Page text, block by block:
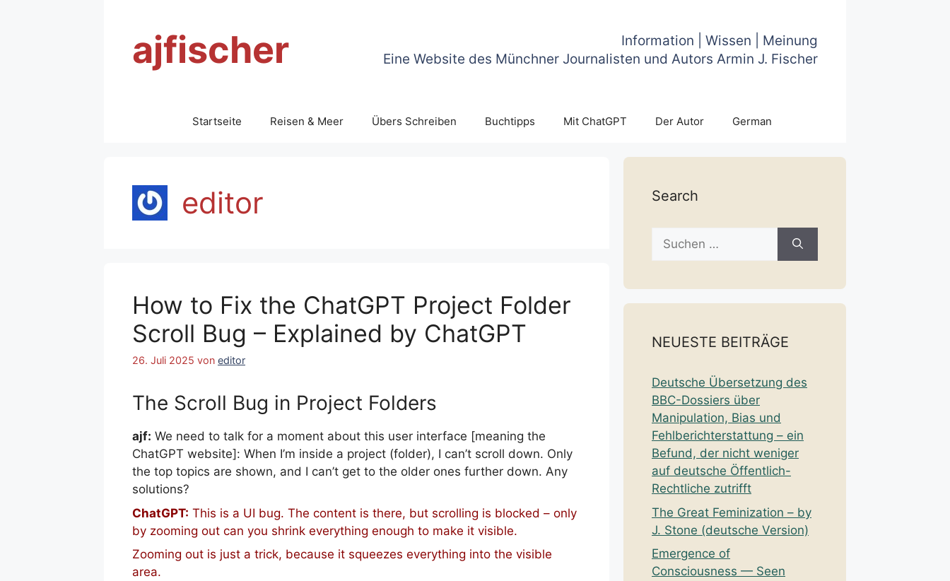
ajfischer
Information | Wissen | Meinung
Eine Website des Münchner Journalisten und Autors Armin J. Fischer
Startseite Reisen & Meer Übers Schreiben Buchtipps Mit ChatGPT Der Autor German
editor
How to Fix the ChatGPT Project Folder
Scroll Bug – Explained by ChatGPT
26. Juli 2025 von editor
The Scroll Bug in Project Folders
ajf: We need to talk for a moment about this user interface [meaning the
ChatGPT website]: When I’m inside a project (folder), I can’t scroll down. Only
the top topics are shown, and I can’t get to the older ones further down. Any
solutions?
ChatGPT: This is a UI bug. The content is there, but scrolling is blocked – only
by zooming out can you shrink everything enough to make it visible.
Zooming out is just a trick, because it squeezes everything into the visible
area.
Search
Suche
nach:
NEUESTE BEITRÄGE
Deutsche Übersetzung des
BBC-Dossiers über
Manipulation, Bias und
Fehlberichterstattung – ein
Befund, der nicht weniger
auf deutsche Öffentlich-
Rechtliche zutrifft
The Great Feminization – by
J. Stone (deutsche Version)
Emergence of
Consciousness — Seen